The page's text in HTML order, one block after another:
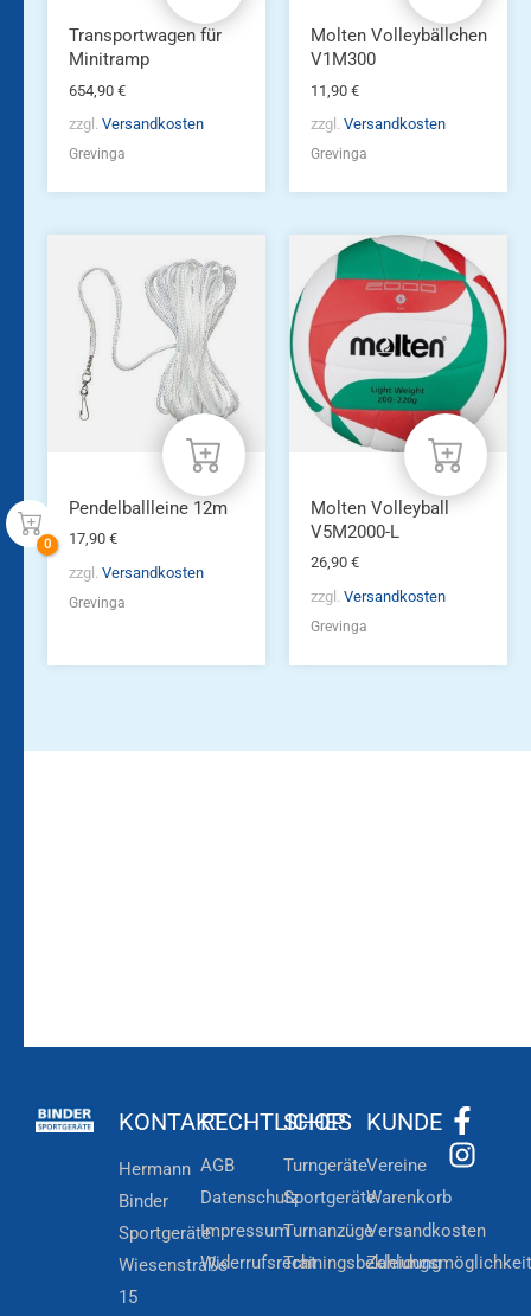
Transportwagen für
Minitramp
654,90 €
zzgl. Versandkosten
Grevinga
Molten Volleybällchen
V1M300
11,90 €
zzgl. Versandkosten
Grevinga
Pendelballleine 12m
17,90 €
zzgl. Versandkosten
Grevinga
Molten Volleyball
V5M2000-L
26,90 €
zzgl. Versandkosten
Grevinga
KONTAKT
Hermann
Binder
Sportgeräte
Wiesenstraße
15
RECHTLICHES
AGB
Datenschutz
Impressum
Widerrufsrecht
SHOP
Turngeräte
Sportgeräte
Turnanzüge
Trainingsbekleidung
KUNDE
Vereine
Warenkorb
Versandkosten